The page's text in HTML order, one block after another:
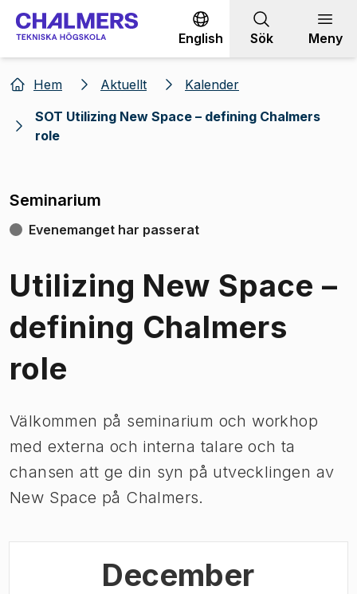
Gå till innehållet
English Sök Meny
Hem Aktuellt
Kalender
SOT Utilizing New Space – defining Chalmers
role
Seminarium
Evenemanget har passerat
Utilizing New Space –
defining Chalmers
role
Välkommen på seminarium och workhop
med externa och interna talare och ta
chansen att ge din syn på utvecklingen av
New Space på Chalmers.
December